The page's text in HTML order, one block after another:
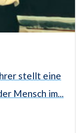
stellt eine
Mensch im...